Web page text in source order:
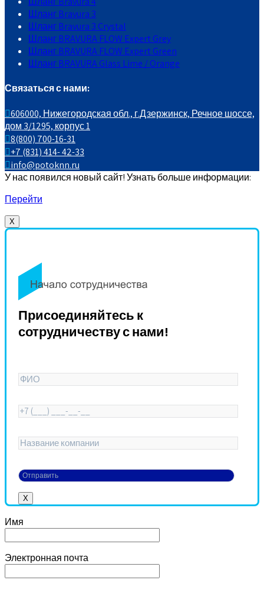
Шланг Bravura 3
Шланг Bravura 3 Crystal
Шланг BRAVURA FLOW Expert Grey
Шланг BRAVURA FLOW Expert Green
Шланг BRAVURA Glass Lime / Orange
Связаться с нами:
606000, Нижегородская обл., г.Дзержинск, Речное шоссе,
дом 3/1295, корпус 1
8(800) 700-16-31
+7 (831) 414- 42-33
info@potoknn.ru
У нас появился новый сайт! Узнать больше информации:
Перейти
X
Присоединяйтесь к
сотрудничеству с нами!
X
Имя
Электронная почта